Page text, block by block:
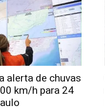
alerta de chuvas
km/h para 24